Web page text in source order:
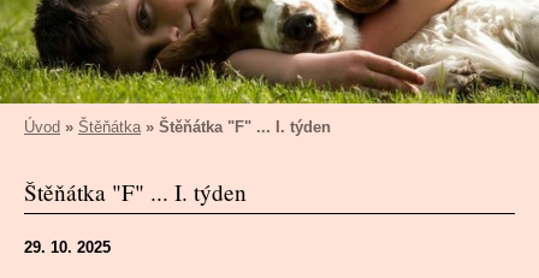
Úvod » Štěňátka» Štěňátka "F" ... I. týden
Štěňátka "F" ... I. týden
29. 10. 2025